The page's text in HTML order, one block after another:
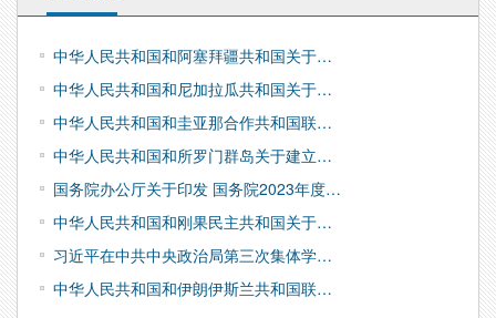
中华人民共和国和阿塞拜疆共和国关于…
中华人民共和国和尼加拉瓜共和国关于…
中华人民共和国和圭亚那合作共和国联…
中华人民共和国和所罗门群岛关于建立…
国务院办公厅关于印发 国务院2023年度…
中华人民共和国和刚果民主共和国关于…
习近平在中共中央政治局第三次集体学…
中华人民共和国和伊朗伊斯兰共和国联…